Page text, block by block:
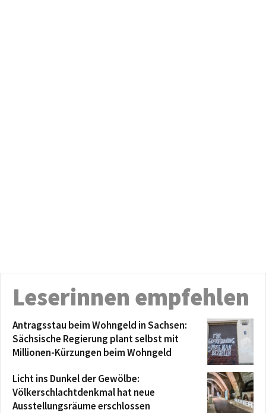
Leserinnen empfehlen
Antragsstau beim Wohngeld in Sachsen:
Sächsische Regierung plant selbst mit
Millionen-Kürzungen beim Wohngeld
Licht ins Dunkel der Gewölbe:
Völkerschlachtdenkmal hat neue
Ausstellungsräume erschlossen